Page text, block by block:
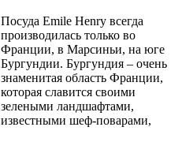
Посуда Emile Henry всегда
производилась только во
Франции, в Марсиньи, на юге
Бургундии. Бургундия – очень
знаменитая область Франции,
которая славится своими
зелеными ландшафтами,
известными шеф-поварами,